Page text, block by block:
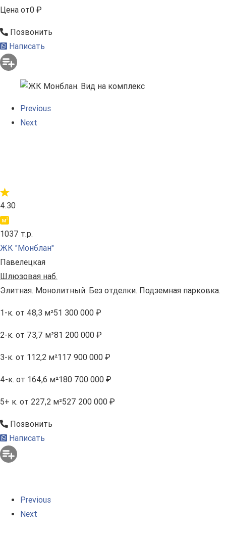
Цена от0 ₽
Позвонить
Написать
Previous
Next
4.30
1037 т.р.
ЖК "Монблан"
Павелецкая
Шлюзовая наб.
Элитная. Монолитный. Без отделки. Подземная парковка.
1-к. от 48,3 м²51 300 000 ₽
2-к. от 73,7 м²81 200 000 ₽
3-к. от 112,2 м²117 900 000 ₽
4-к. от 164,6 м²180 700 000 ₽
5+ к. от 227,2 м²527 200 000 ₽
Позвонить
Написать
Previous
Next